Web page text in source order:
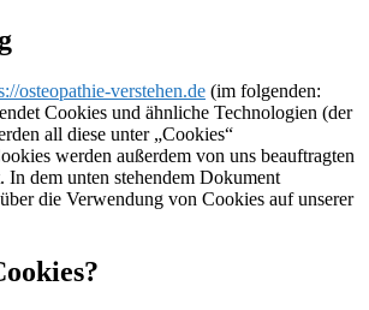
osteopathie-verstehen.de (im folgenden:
Cookies und ähnliche Technologien (der
all diese unter „Cookies“
werden außerdem von uns beauftragten
In dem unten stehendem Dokument
die Verwendung von Cookies auf unserer